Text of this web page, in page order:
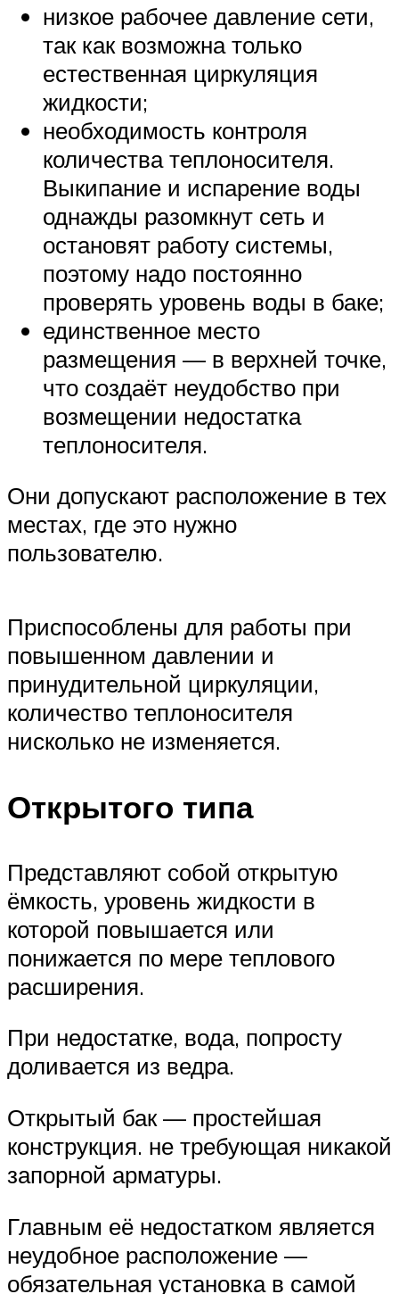
низкое рабочее давление сети,
так как возможна только
естественная циркуляция
жидкости;
необходимость контроля
количества теплоносителя.
Выкипание и испарение воды
однажды разомкнут сеть и
остановят работу системы,
поэтому надо постоянно
проверять уровень воды в баке;
единственное место
размещения — в верхней точке,
что создаёт неудобство при
возмещении недостатка
теплоносителя.
Они допускают расположение в тех
местах, где это нужно
пользователю.
Приспособлены для работы при
повышенном давлении и
принудительной циркуляции,
количество теплоносителя
нисколько не изменяется.
Открытого типа
Представляют собой открытую
ёмкость, уровень жидкости в
которой повышается или
понижается по мере теплового
расширения.
При недостатке, вода, попросту
доливается из ведра.
Открытый бак — простейшая
конструкция. не требующая никакой
запорной арматуры.
Главным её недостатком является
неудобное расположение —
обязательная установка в самой